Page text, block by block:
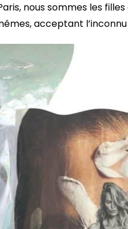
nous sommes les
acceptant